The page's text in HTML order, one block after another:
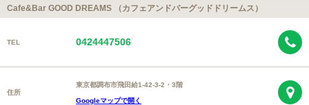
Cafe&Bar GOOD DREAMS （カフェアンドバーグッドドリームス）
TEL 0424447506
住所
東京都調布市飛田給1-42-3-2・3階
Googleマップで開く